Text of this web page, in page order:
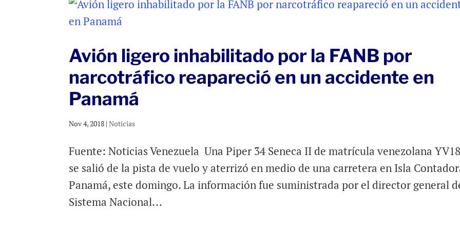
Avión ligero inhabilitado por la FANB por
narcotráfico reapareció en un accidente en
Panamá
Nov 4, 2018 |Noticias
Fuente: Noticias Venezuela Una Piper 34 Seneca II de matrícula venezolana
se salió de la pista de vuelo y aterrizó en medio de una carretera en Isla
Panamá, este domingo. La información fue suministrada por el director general
Sistema Nacional...